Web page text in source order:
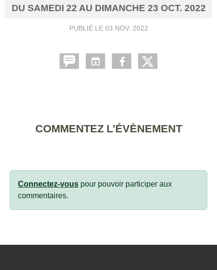
DU SAMEDI 22 AU DIMANCHE 23 OCT. 2022
PUBLIÉ LE 03 NOV. 2022
COMMENTEZ L’ÉVÈNEMENT
Connectez-vous pour pouvoir participer aux
commentaires.